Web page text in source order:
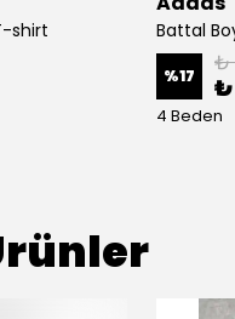
shirt Battal
%17 ₺
₺
4 Beden